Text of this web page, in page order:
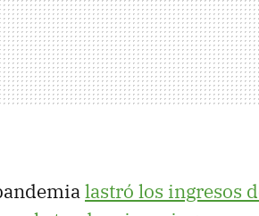
lastró los ingresos